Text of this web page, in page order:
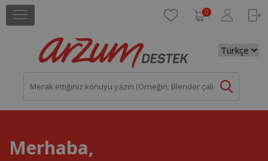
0
Merhaba,